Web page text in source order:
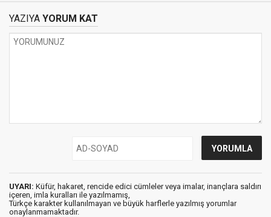
YAZIYA YORUM KAT
UYARI: Küfür, hakaret, rencide edici cümleler veya imalar, inançlara saldırı
içeren, imla kuralları ile yazılmamış,
Türkçe karakter kullanılmayan ve büyük harflerle yazılmış yorumlar
onaylanmamaktadır.